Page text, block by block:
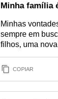
Minha família
Minhas
sempre em
filhos, uma
COPIAR